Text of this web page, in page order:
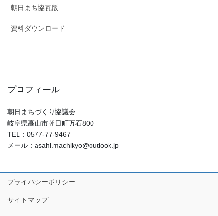
朝日まち協瓦版
資料ダウンロード
プロフィール
朝日まちづくり協議会
岐阜県高山市朝日町万石800
TEL：0577-77-9467
メール：asahi.machikyo@outlook.jp
プライバシーポリシー
サイトマップ